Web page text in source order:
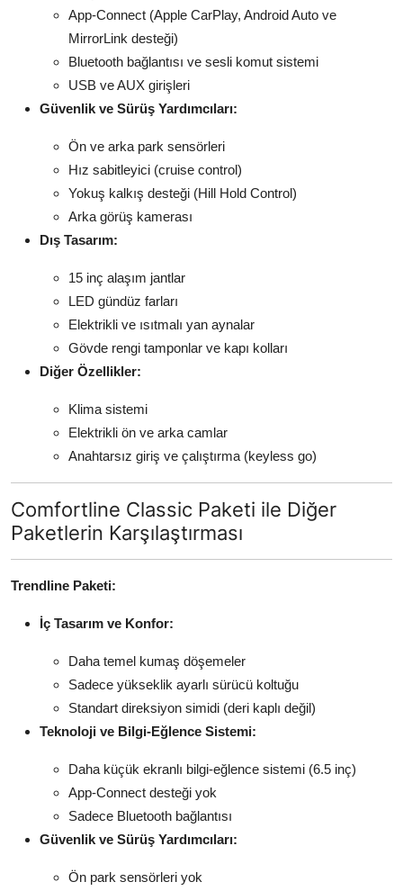
App-Connect (Apple CarPlay, Android Auto ve
MirrorLink desteği)
Bluetooth bağlantısı ve sesli komut sistemi
USB ve AUX girişleri
Güvenlik ve Sürüş Yardımcıları:
Ön ve arka park sensörleri
Hız sabitleyici (cruise control)
Yokuş kalkış desteği (Hill Hold Control)
Arka görüş kamerası
Dış Tasarım:
15 inç alaşım jantlar
LED gündüz farları
Elektrikli ve ısıtmalı yan aynalar
Gövde rengi tamponlar ve kapı kolları
Diğer Özellikler:
Klima sistemi
Elektrikli ön ve arka camlar
Anahtarsız giriş ve çalıştırma (keyless go)
Comfortline Classic Paketi ile Diğer
Paketlerin Karşılaştırması
Trendline Paketi:
İç Tasarım ve Konfor:
Daha temel kumaş döşemeler
Sadece yükseklik ayarlı sürücü koltuğu
Standart direksiyon simidi (deri kaplı değil)
Teknoloji ve Bilgi-Eğlence Sistemi:
Daha küçük ekranlı bilgi-eğlence sistemi (6.5 inç)
App-Connect desteği yok
Sadece Bluetooth bağlantısı
Güvenlik ve Sürüş Yardımcıları:
Ön park sensörleri yok